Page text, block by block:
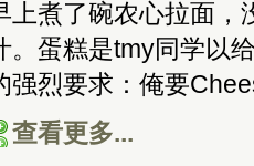
上煮了碗农心拉面，
。蛋糕是tmy同学以
强烈要求：俺要
查看更多...